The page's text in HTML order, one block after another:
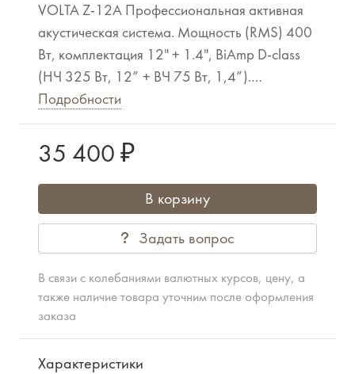
VOLTA Z-12A Профессиональная активная
акустическая система. Мощность (RMS) 400
Вт, комплектация 12" + 1.4", BiAmp D-class
(НЧ 325 Вт, 12” + ВЧ 75 Вт, 1,4”).
Материал корпуса - пластик. Габариты -
600х425х350 мм, масса 17,2 кг
Подробности
35 400 ₽
В корзину
Задать вопрос
В связи с колебаниями валютных курсов, цену, а
также наличие товара уточним после оформления
заказа
Характеристики